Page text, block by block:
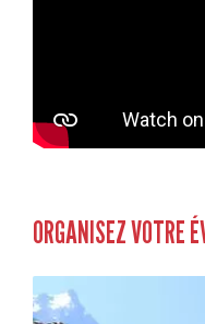
ORGANISEZ VOTRE